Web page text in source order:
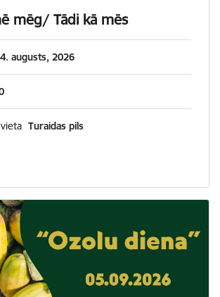
mēg/ Tādi kā mēs
augusts, 2026
Turaidas pils